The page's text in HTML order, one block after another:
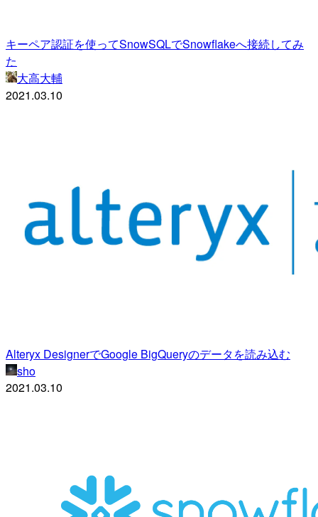
キーペア認証を使ってSnowSQLでSnowflakeへ接続してみ
た
大高大輔
2021.03.10
Alteryx DesignerでGoogle BigQueryのデータを読み込む
sho
2021.03.10